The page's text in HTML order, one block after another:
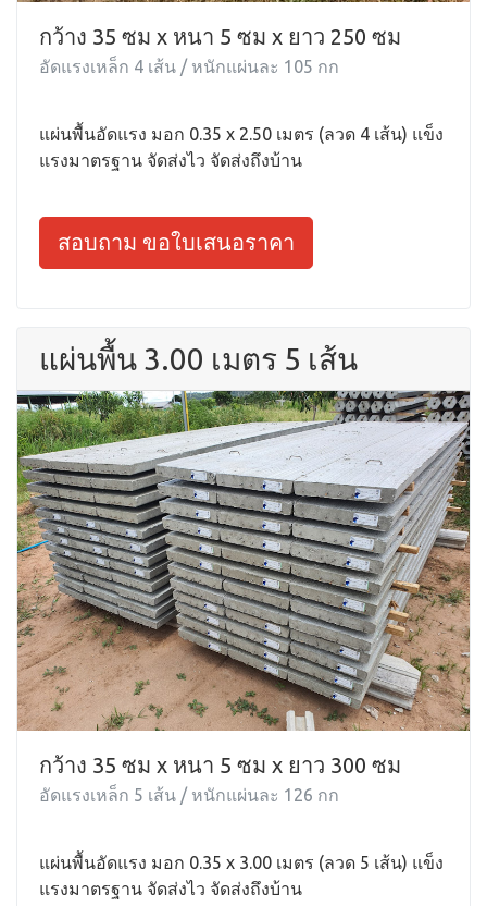
กว้าง 35 ซม x หนา 5 ซม x ยาว 250 ซม
อัดแรงเหล็ก 4 เส้น / หนักแผ่นละ 105 กก
แผ่นพื้นอัดแรง มอก 0.35 x 2.50 เมตร (ลวด 4 เส้น) แข็ง
แรงมาตรฐาน จัดส่งไว จัดส่งถึงบ้าน
สอบถาม ขอใบเสนอราคา
แผ่นพื้น 3.00 เมตร 5 เส้น
กว้าง 35 ซม x หนา 5 ซม x ยาว 300 ซม
อัดแรงเหล็ก 5 เส้น / หนักแผ่นละ 126 กก
แผ่นพื้นอัดแรง มอก 0.35 x 3.00 เมตร (ลวด 5 เส้น) แข็ง
แรงมาตรฐาน จัดส่งไว จัดส่งถึงบ้าน